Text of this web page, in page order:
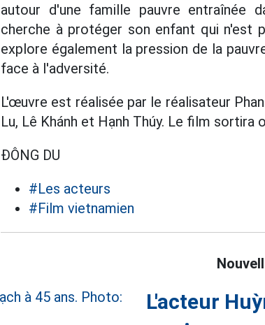
autour d'une famille pauvre entraînée
cherche à protéger son enfant qui n'est
explore également la pression de la
face à l'adversité.
L'œuvre est réalisée par le réalisateur
Lu, Lê Khánh et Hạnh Thúy. Le film
ĐÔNG DU
#Les acteurs
#Film vietnamien
L'acteur